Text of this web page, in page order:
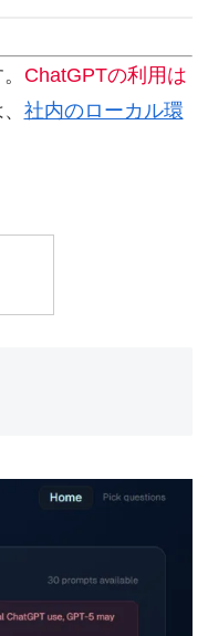
ChatGPTの利用は
社内のローカル環